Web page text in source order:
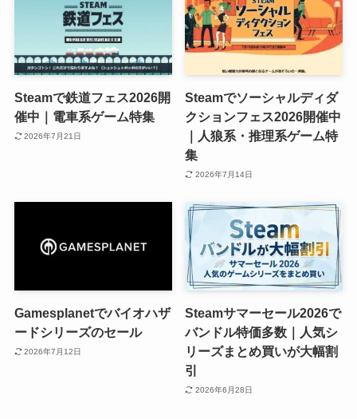
Steamで鉄道フェス2026開
催中｜電車系ゲーム特集
2026年7月21日
Steamでソーシャルディダ
クションフェス2026開催中
｜人狼系・推理系ゲーム特
集
2026年7月14日
Gamesplanetでバイオハザ
ードシリーズのセール
2026年7月12日
Steamサマーセール2026で
バンドル特価多数｜人気シ
リーズまとめ買いが大幅割
引
2026年6月28日